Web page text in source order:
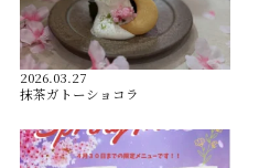
2026.03.27
抹茶ガトーショコラ